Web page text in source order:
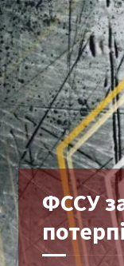
ФССУ